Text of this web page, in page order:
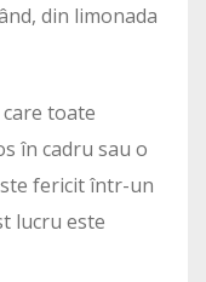
din limonada
toate
în cadru sau o
fericit într-un
lucru este